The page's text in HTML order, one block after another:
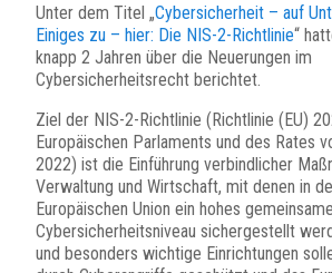
Unter dem Titel „Cybersicherheit – auf
Einiges zu – hier: Die NIS-2-Richtlinie“
knapp 2 Jahren über die Neuerungen im
Cybersicherheitsrecht berichtet.
Ziel der NIS-2-Richtlinie (Richtlinie (EU)
Europäischen Parlaments und des Rates
2022) ist die Einführung verbindlicher
Verwaltung und Wirtschaft, mit denen in
Europäischen Union ein hohes
Cybersicherheitsniveau sichergestellt
und besonders wichtige Einrichtungen